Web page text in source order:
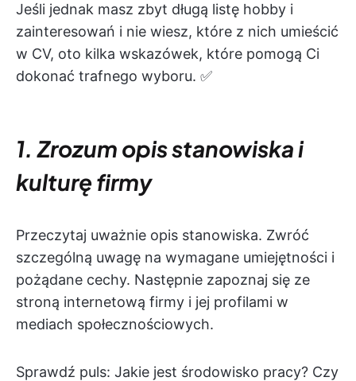
Jeśli jednak masz zbyt długą listę hobby i
zainteresowań i nie wiesz, które z nich umieścić
w CV, oto kilka wskazówek, które pomogą Ci
dokonać trafnego wyboru. ✅
1. Zrozum opis stanowiska i
kulturę firmy
Przeczytaj uważnie opis stanowiska. Zwróć
szczególną uwagę na wymagane umiejętności i
pożądane cechy. Następnie zapoznaj się ze
stroną internetową firmy i jej profilami w
mediach społecznościowych.
Sprawdź puls: Jakie jest środowisko pracy? Czy